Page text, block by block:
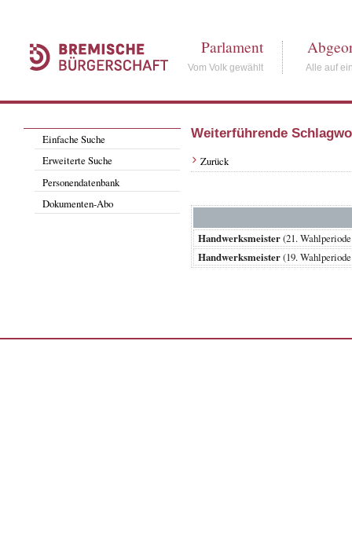
Parlament
Vom Volk gewählt Alle auf
Einfache Suche
Erweiterte Suche
Personendatenbank
Dokumenten-Abo
Weiterführende
Zurück
Handwerksmeister(21.
Handwerksmeister(19.